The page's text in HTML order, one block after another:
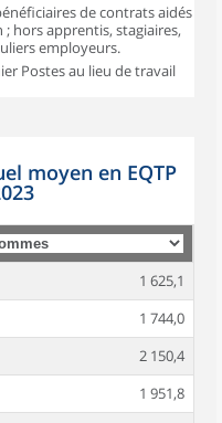
de contrats aidés
hors apprentis, stagiaires,
employeurs.
Postes au lieu de travail
moyen en EQTP
1 625,1
1 744,0
2 150,4
1 951,8